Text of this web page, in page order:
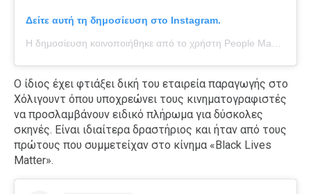
Δείτε αυτή τη δημοσίευση στο Instagram.
Ο ίδιος έχει φτιάξει δική του εταιρεία παραγωγής στο
Χόλιγουντ όπου υποχρεώνει τους κινηματογραφιστές
να προσλαμβάνουν ειδικό πλήρωμα για δύσκολες
σκηνές. Είναι ιδιαίτερα δραστήριος και ήταν από τους
πρώτους που συμμετείχαν στο κίνημα «Black Lives
Matter».